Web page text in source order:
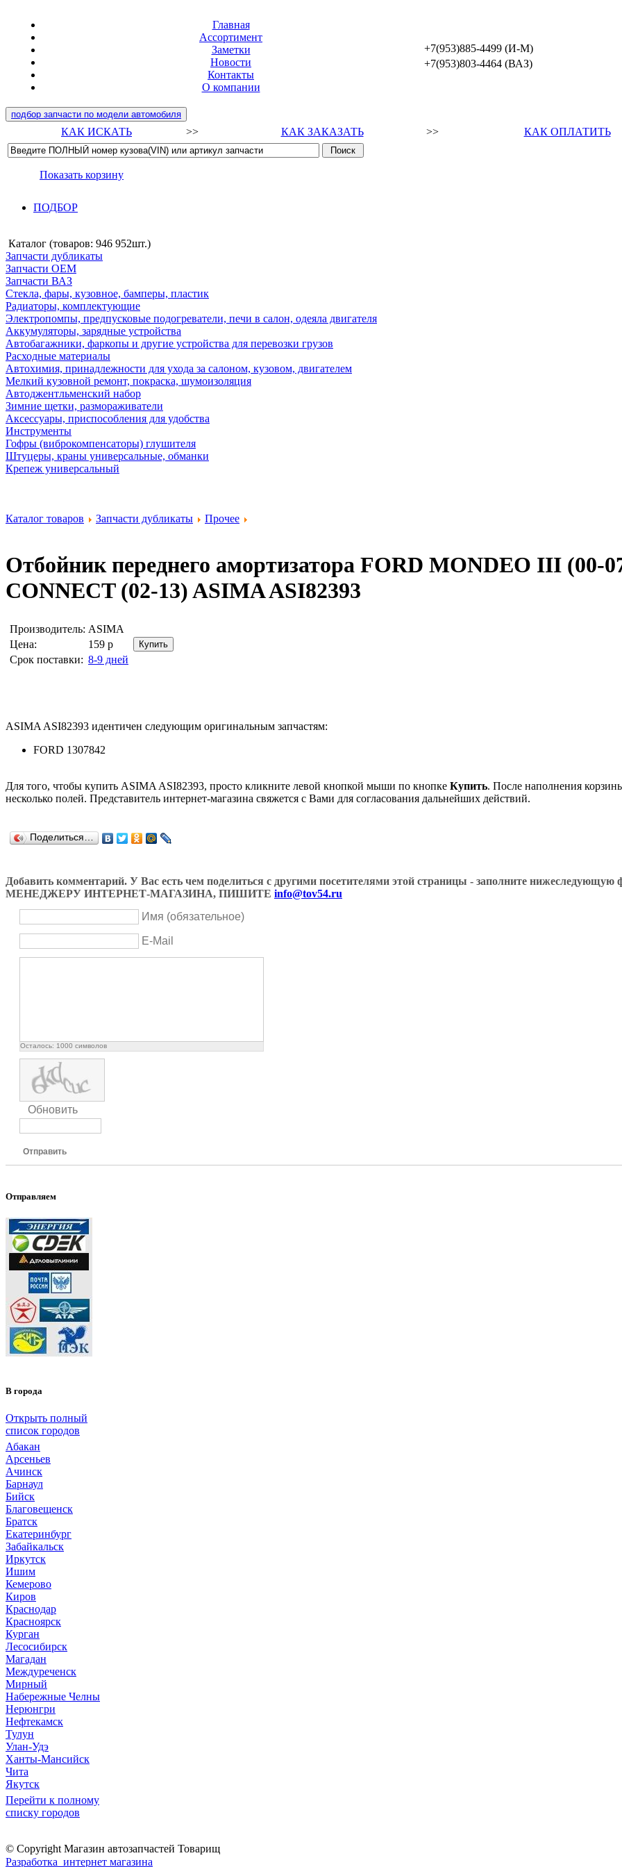
Главная
Ассортимент
Заметки
Новости
Контакты
О компании
+7(953)885-4499 (И-М)
+7(953)803-4464 (ВАЗ)
подбор запчасти по модели автомобиля
КАК ИСКАТЬ >> КАК ЗАКАЗАТЬ >> КАК ОПЛАТИТЬ
Показать корзину
ПОДБОР
Каталог (товаров: 946 952шт.)
Запчасти дубликаты
Запчасти ОЕМ
Запчасти ВАЗ
Стекла, фары, кузовное, бамперы, пластик
Радиаторы, комплектующие
Электропомпы, предпусковые подогреватели, печи в салон, одеяла двигателя
Аккумуляторы, зарядные устройства
Автобагажники, фаркопы и другие устройства для перевозки грузов
Расходные материалы
Автохимия, принадлежности для ухода за салоном, кузовом, двигателем
Мелкий кузовной ремонт, покраска, шумоизоляция
Автоджентльменский набор
Зимние щетки, размораживатели
Аксессуары, приспособления для удобства
Инструменты
Гофры (виброкомпенсаторы) глушителя
Штуцеры, краны универсальные, обманки
Крепеж универсальный
Каталог товаров Запчасти дубликаты Прочее
Отбойник переднего амортизатора FORD MONDEO III (00-
CONNECT (02-13)ASIMA ASI82393
Производитель: ASIMA
Цена:
159 р
Срок поставки: 8-9 дней
ASIMA ASI82393 идентичен следующим оригинальным запчастям:
FORD 1307842
Для того, чтобы купить ASIMA ASI82393, просто кликните левой кнопкой мыши по кнопке Купить. После наполнения
несколько полей. Представитель интернет-магазина свяжется с Вами для согласования дальнейших действий.
Поделиться…
Добавить комментарий. У Вас есть чем поделиться с другими посетителями этой страницы - заполните
МЕНЕДЖЕРУ ИНТЕРНЕТ-МАГАЗИНА, ПИШИТЕ info@tov54.ru
Имя (обязательное)
E-Mail
Осталось: 1000 символов
Обновить
Отправить
Отправляем
В города
Открыть полный
список городов
Абакан
Арсеньев
Ачинск
Барнаул
Бийск
Благовещенск
Братск
Екатеринбург
Забайкальск
Иркутск
Ишим
Кемерово
Киров
Краснодар
Красноярск
Курган
Лесосибирск
Магадан
Междуреченск
Мирный
Набережные Челны
Нерюнгри
Нефтекамск
Тулун
Улан-Удэ
Ханты-Мансийск
Чита
Якутск
Перейти к полному
списку городов
© Copyright Магазин автозапчастей Товарищ
Разработка интернет магазина